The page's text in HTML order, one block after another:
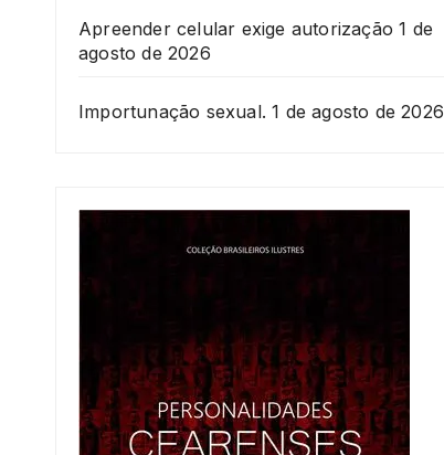
Apreender celular exige autorização 1 de
agosto de 2026
Importunação sexual. 1 de agosto de 2026